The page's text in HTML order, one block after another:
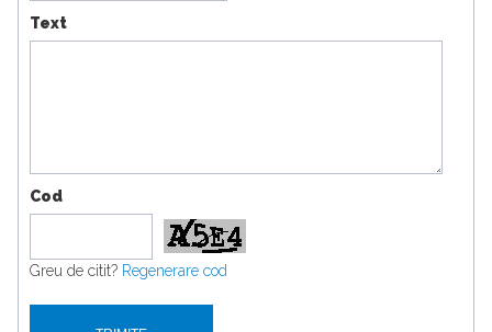
Text
Cod
Greu de citit? Regenerare cod